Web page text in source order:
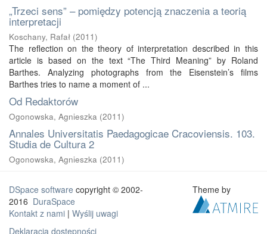
„Trzeci sens” – pomiędzy potencją znaczenia a teorią
interpretacji
Koschany, Rafał (2011)
The reflection on the theory of interpretation described in this
article is based on the text “The Third Meaning” by Roland
Barthes. Analyzing photographs from the Eisenstein’s films
Barthes tries to name a moment of ...
Od Redaktorów
Ogonowska, Agnieszka (2011)
Annales Universitatis Paedagogicae Cracoviensis. 103.
Studia de Cultura 2
Ogonowska, Agnieszka (2011)
DSpace software copyright © 2002-
2016 DuraSpace
Kontakt z nami | Wyślij uwagi
Deklaracja dostępności
Theme by